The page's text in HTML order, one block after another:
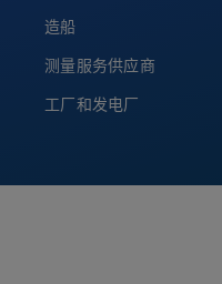
造船
测量服务供应商
工厂和发电厂